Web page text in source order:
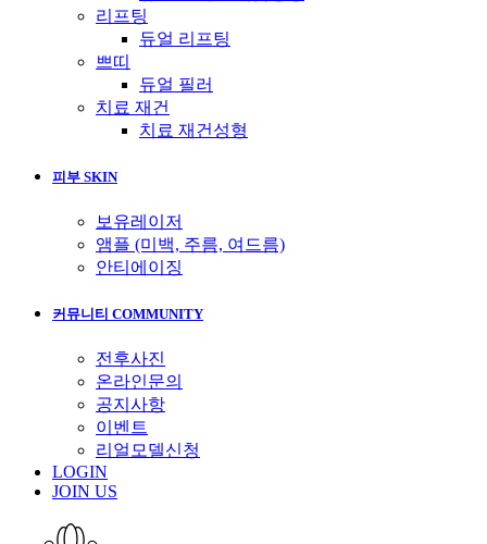
리프팅
듀얼 리프팅
쁘띠
듀얼 필러
치료 재건
치료 재건성형
피부 SKIN
보유레이저
앰플 (미백, 주름, 여드름)
안티에이징
커뮤니티 COMMUNITY
전후사진
온라인문의
공지사항
이벤트
리얼모델신청
LOGIN
JOIN US